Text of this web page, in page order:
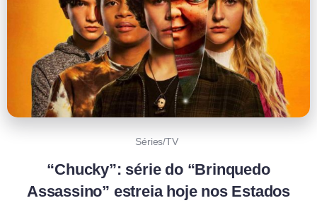
Séries/TV
“Chucky”: série do “Brinquedo
Assassino” estreia hoje nos Estados